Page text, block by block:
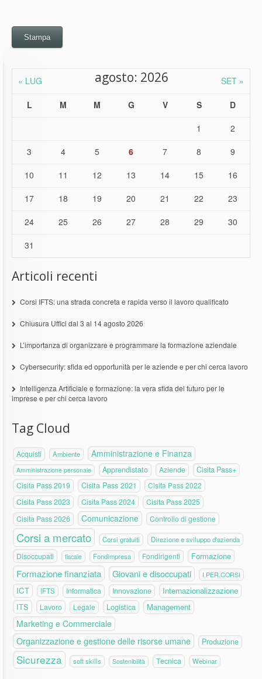
Stampa
« LUG SET »
agosto: 2026
L M M G V S
D
1
2
3
4 5 6 7 8
9
10
11 12 13 14 15
16
17
18 19 20 21 22
23
24
25 26 27 28 29
30
31
Articoli recenti
Corsi IFTS: una strada concreta e rapida verso il lavoro qualificato
Chiusura Uffici dal 3 al 14 agosto 2026
L’importanza di organizzare e programmare la formazione aziendale
Cybersecurity: sfida ed opportunità per le aziende e per chi cerca lavoro
Intelligenza Artificiale e formazione: la vera sfida del futuro per le
imprese e per chi cerca lavoro
Tag Cloud
Acquisti Ambiente Amministrazione e Finanza
Amministrazione personale Apprendistato Aziende
Cisita Pass+
Cisita Pass 2019
Cisita Pass 2021 Cisita Pass 2022
Cisita Pass 2023 Cisita Pass 2024
Cisita Pass 2025
Cisita Pass 2026
Comunicazione Controllo di gestione
Corsi a mercato Corsi gratuiti Direzione e sviluppo d'azienda
Disoccupati fiscale Fondimpresa Fondirigenti Formazione
Formazione finanziata Giovani e disoccupati I.PER.CORSI
ICT IFTS Informatica Innovazione
Internazionalizzazione
ITS
Lavoro Legale Logistica Management
Marketing e Commerciale
Organizzazione e gestione delle risorse umane Produzione
Sicurezza soft skills Sostenibilità Tecnica Webinar